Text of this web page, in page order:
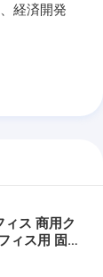
経済開発
ィス 商用ク
ィス用 固